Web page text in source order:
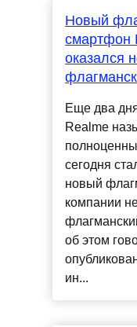
Новый
смартфон
оказался
Еще два
Realme
сегодня
новый
компании
об этом
ин...